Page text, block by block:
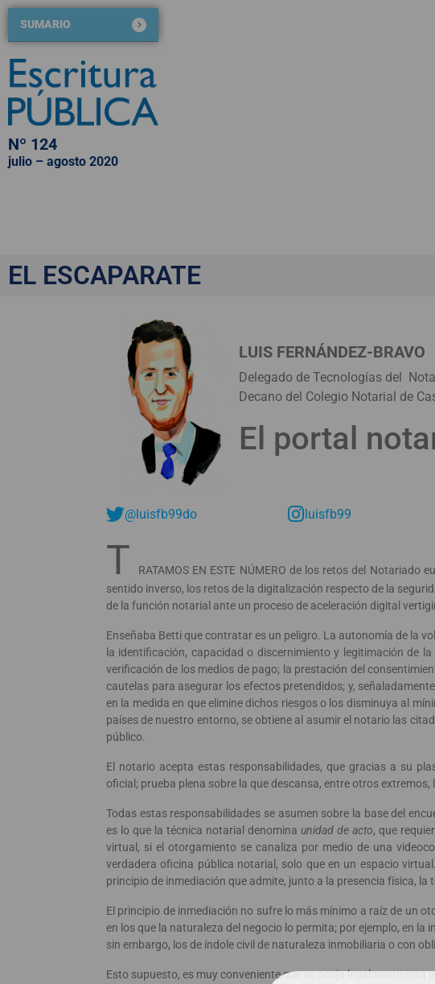
SUMARIO
Nº 124
julio – agosto 2020
«El portal notarial del
EL ESCAPARATE
LUIS FERNÁNDEZ-BRAVO
Delegado de Tecnologías del
Decano del Colegio Notarial de
El portal
@luisfb99do luisfb99
T
RATAMOS EN ESTE NÚMERO de los retos del
sentido inverso, los retos de la digitalización respecto de la
de la función notarial ante un proceso de aceleración digital
Enseñaba Betti que contratar es un peligro. La autonomía de la
la identificación, capacidad o discernimiento y legitimación de
verificación de los medios de pago; la prestación del
cautelas para asegurar los efectos pretendidos; y,
en la medida en que elimine dichos riesgos o los disminuya al
países de nuestro entorno, se obtiene al asumir el notario las
público.
El notario acepta estas responsabilidades, que gracias a su
oficial; prueba plena sobre la que descansa, entre otros
Todas estas responsabilidades se asumen sobre la base del
es lo que la técnica notarial denomina unidad de acto, que
virtual, si el otorgamiento se canaliza por medio de una
verdadera oficina pública notarial, solo que en un espacio
principio de inmediación que admite, junto a la presencia física, la
El principio de inmediación no sufre lo más mínimo a raíz de un
en los que la naturaleza del negocio lo permita; por ejemplo, en
sin embargo, los de índole civil de naturaleza inmobiliaria o con
Esto supuesto, es muy conveniente que se acoja legalmente